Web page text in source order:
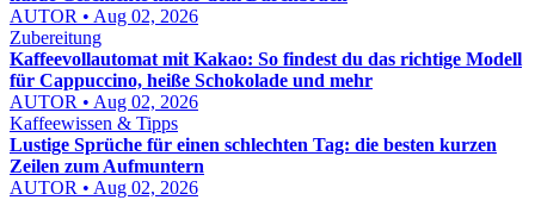
AUTOR • Aug 02, 2026
Zubereitung
Kaffeevollautomat mit Kakao: So findest du das richtige Modell
für Cappuccino, heiße Schokolade und mehr
AUTOR • Aug 02, 2026
Kaffeewissen & Tipps
Lustige Sprüche für einen schlechten Tag: die besten kurzen
Zeilen zum Aufmuntern
AUTOR • Aug 02, 2026